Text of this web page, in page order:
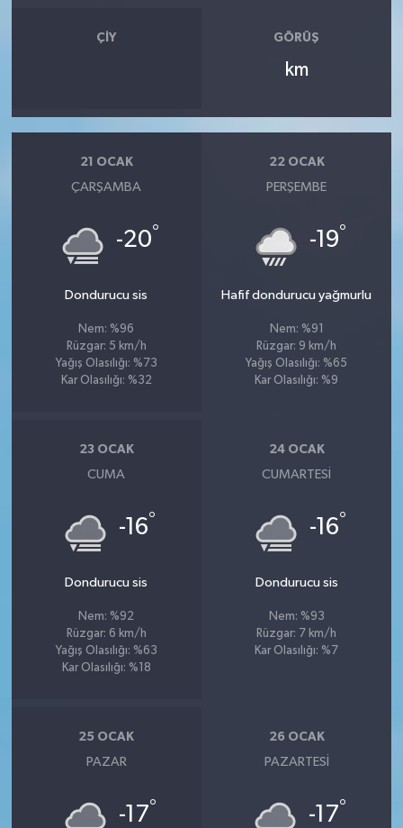
ÇIY GÖRÜŞ
km
21 OCAK
ÇARŞAMBA
-20°
Dondurucu sis
Nem: %96
Rüzgar: 5 km/h
Yağış Olasılığı: %73
Kar Olasılığı: %32
22 OCAK
PERŞEMBE
-19°
Hafif dondurucu yağmurlu
Nem: %91
Rüzgar: 9 km/h
Yağış Olasılığı: %65
Kar Olasılığı: %9
23 OCAK
CUMA
-16°
Dondurucu sis
Nem: %92
Rüzgar: 6 km/h
Yağış Olasılığı: %63
Kar Olasılığı: %18
24 OCAK
CUMARTESI
-16°
Dondurucu sis
Nem: %93
Rüzgar: 7 km/h
Kar Olasılığı: %7
25 OCAK
PAZAR
-17°
26 OCAK
PAZARTESI
-17°